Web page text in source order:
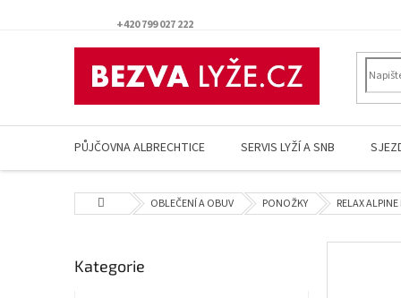
+420 799 027 222
PŮJČOVNA ALBRECHTICE SERVIS LYŽÍ A SNB
Domů OBLEČENÍ A OBUV PONOŽKY RELAX
o
Přeskočit
Kategorie